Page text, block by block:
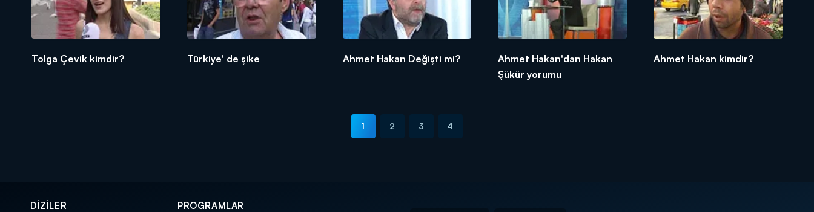
Tolga Çevik kimdir? Türkiye' de şike Ahmet Hakan Değişti mi?
Ahmet Hakan'dan Hakan
Şükür yorumu
Ahmet Hakan kimdir?
1 2 3 4
DİZİLER PROGRAMLAR